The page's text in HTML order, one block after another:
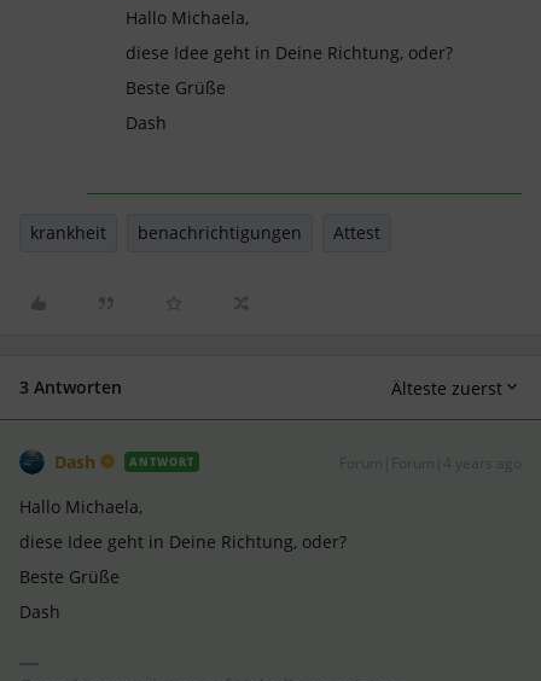
Hallo Michaela,
diese Idee geht in Deine Richtung, oder?
Beste Grüße
Dash
krankheit benachrichtigungen Attest
3 Antworten Älteste zuerst
Dash ANTWORT
Hallo Michaela,
diese Idee geht in Deine Richtung, oder?
Beste Grüße
Dash